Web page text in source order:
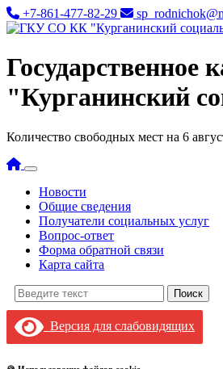
+7-861-477-82-29
Государственное
"Курганинский
Количество свободных мест на 6
Новости
Общие сведения
Получатели социальных услуг
Вопрос-ответ
Форма обратной связи
Карта сайта
Поиск:
Версия для слабовидящих